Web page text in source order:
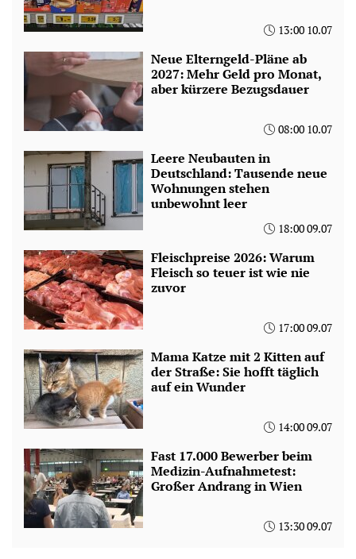
13:00 10.07
Neue Elterngeld-Pläne ab
2027: Mehr Geld pro Monat,
aber kürzere Bezugsdauer
08:00 10.07
Leere Neubauten in
Deutschland: Tausende neue
Wohnungen stehen
unbewohnt leer
18:00 09.07
Fleischpreise 2026: Warum
Fleisch so teuer ist wie nie
zuvor
17:00 09.07
Mama Katze mit 2 Kitten auf
der Straße: Sie hofft täglich
auf ein Wunder
14:00 09.07
Fast 17.000 Bewerber beim
Medizin-Aufnahmetest:
Großer Andrang in Wien
13:30 09.07